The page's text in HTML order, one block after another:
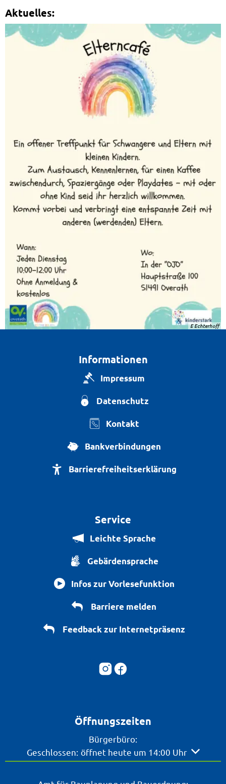
Aktuelles:
E Echterhoff
Informationen
Impressum
Datenschutz
Kontakt
Bankverbindungen
Barrierefreiheitserklärung
Service
Leichte Sprache
Gebärdensprache
Infos zur Vorlesefunktion
Barriere melden
Feedback zur Internetpräsenz
Öffnungszeiten
Bürgerbüro:
Klicken, um weitere Öffnungs- oder Schließzeiten
Geschlossen: öffnet heute um 14:00 Uhr